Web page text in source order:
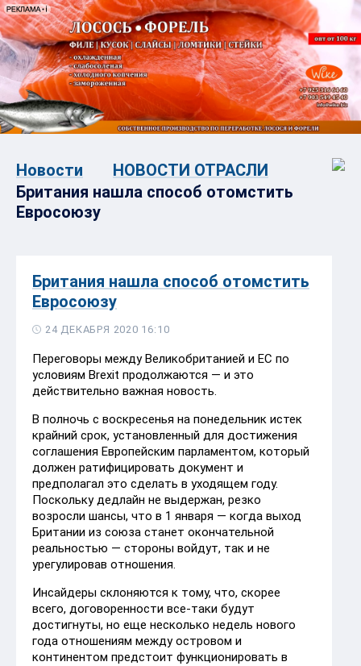
Новости
НОВОСТИ ОТРАСЛИ
Британия нашла способ отомстить
Евросоюзу
Британия нашла способ отомстить
Евросоюзу
24 ДЕКАБРЯ 2020 16:10
Переговоры между Великобританией и ЕС по
условиям Brexit продолжаются — и это
действительно важная новость.
В полночь с воскресенья на понедельник истек
крайний срок, установленный для достижения
соглашения Европейским парламентом, который
должен ратифицировать документ и
предполагал это сделать в уходящем году.
Поскольку дедлайн не выдержан, резко
возросли шансы, что в 1 января — когда выход
Британии из союза станет окончательной
реальностью — стороны войдут, так и не
урегулировав отношения.
Инсайдеры склоняются к тому, что, скорее
всего, договоренности все-таки будут
достигнуты, но еще несколько недель нового
года отношениям между островом и
континентом предстоит функционировать в